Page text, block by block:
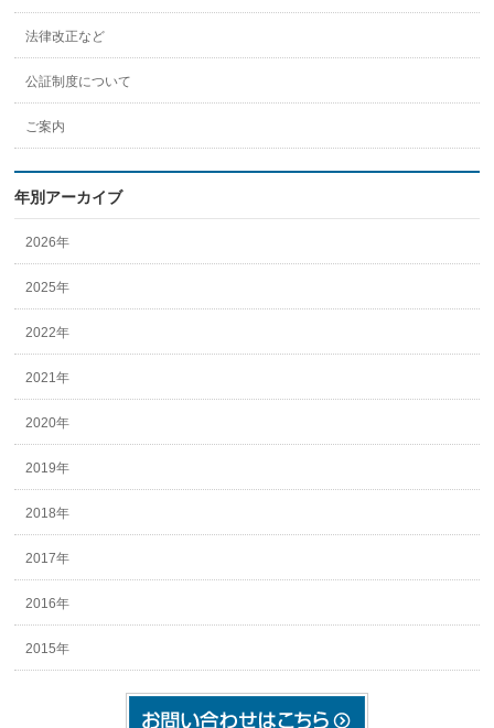
法律改正など
公証制度について
ご案内
年別アーカイブ
2026年
2025年
2022年
2021年
2020年
2019年
2018年
2017年
2016年
2015年